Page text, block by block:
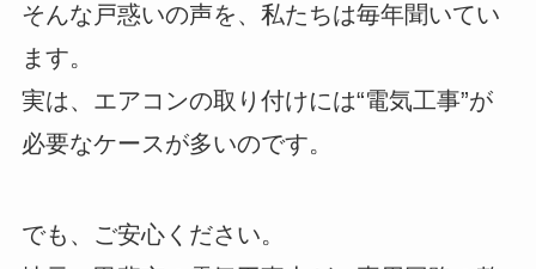
そんな戸惑いの声を、私たちは毎年聞いてい
ます。
実は、エアコンの取り付けには“電気工事”が
必要なケースが多いのです。
でも、ご安心ください。